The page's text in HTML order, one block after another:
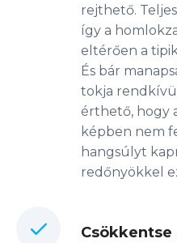
rejthető.
így a
eltérően a
És bár
tokja
érthető, hogy
képben nem
hangsúlyt
redőnyökkel